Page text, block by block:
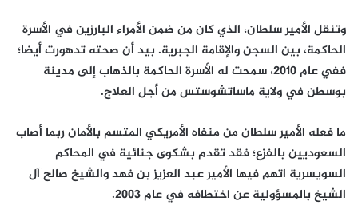
وتنقل الأمير سلطان، الذي كان من ضمن الأمراء البارزين في الأسرة
الحاكمة، بين السجن والإقامة الجبرية. بيد أن صحته تدهورت أيضا؛
ففي عام 2010، سمحت له الأسرة الحاكمة بالذهاب إلى مدينة
بوسطن في ولاية ماساتشوستس من أجل العلاج.
ما فعله الأمير سلطان من منفاه الأمريكي المتسم بالأمان ربما أصاب
السعوديين بالفزع؛ فقد تقدم بشكوى جنائية في المحاكم
السويسرية اتهم فيها الأمير عبد العزيز بن فهد والشيخ صالح آل
الشيخ بالمسؤولية عن اختطافه في عام 2003.